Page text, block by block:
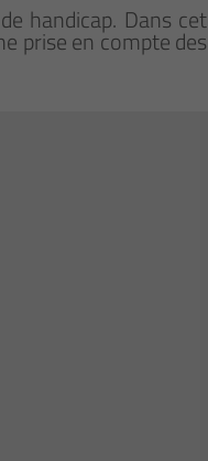
handicap. Dans cet
prise en compte des